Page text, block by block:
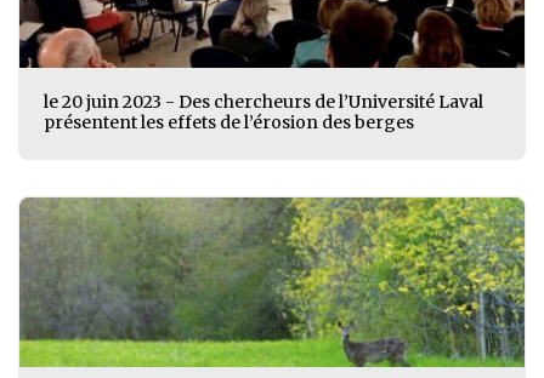
le 20 juin 2023 - Des chercheurs de l’Université Laval
présentent les effets de l’érosion des berges